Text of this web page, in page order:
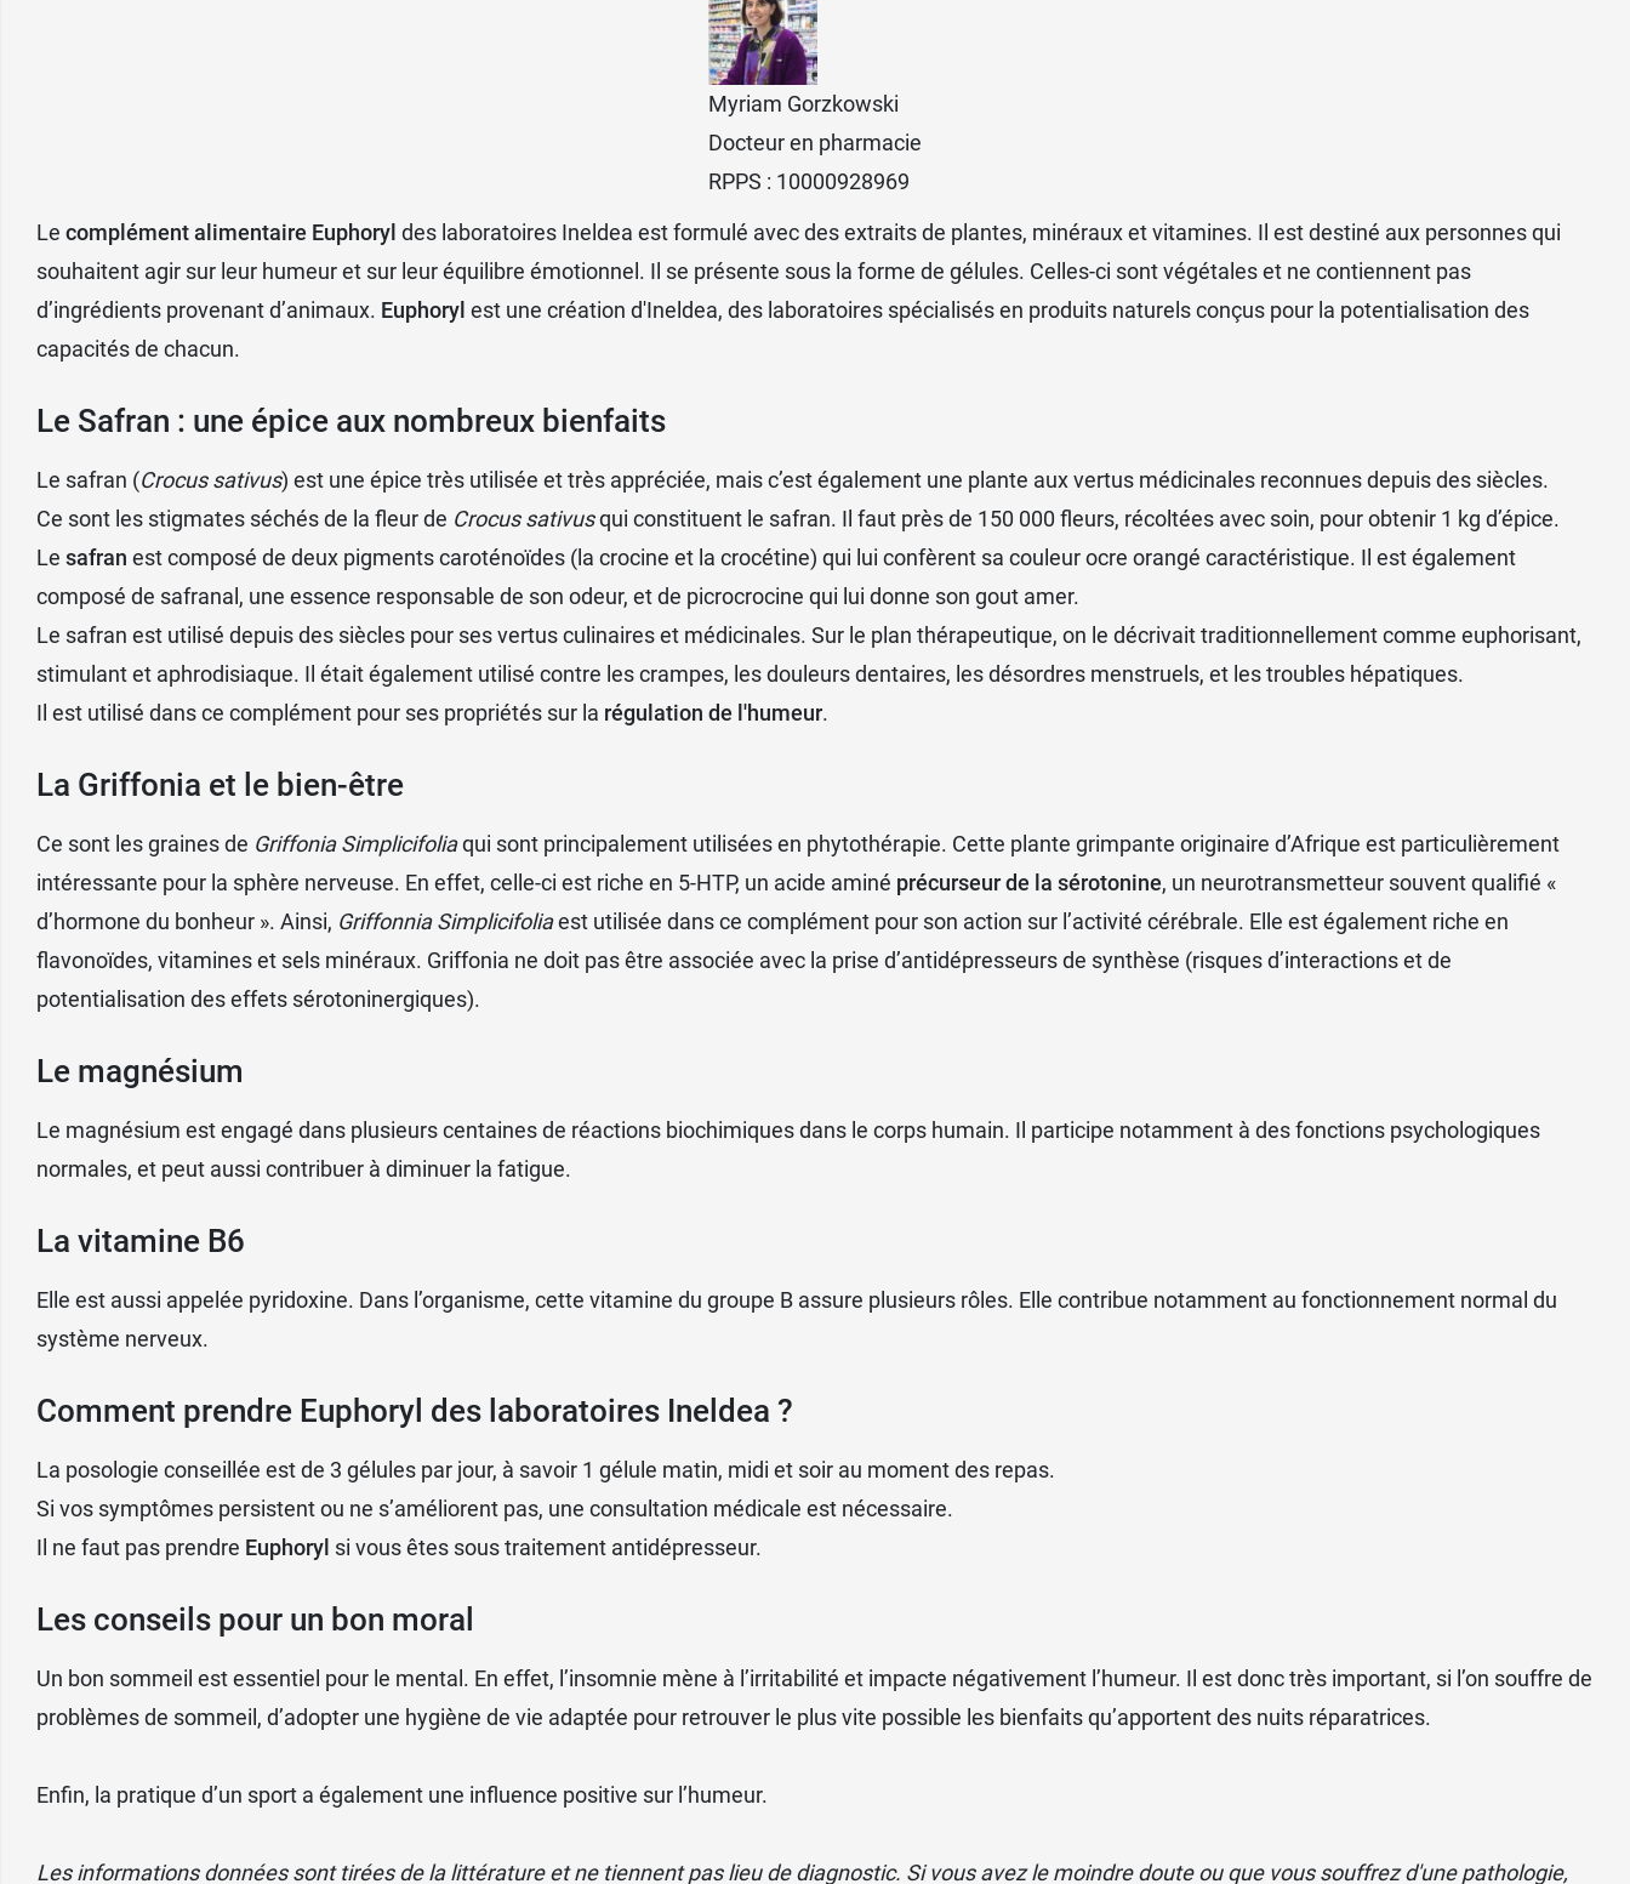
Myriam Gorzkowski
Docteur en pharmacie
RPPS : 10000928969
Le complément alimentaire Euphoryl des laboratoires Ineldea est formulé avec des extraits de plantes, minéraux et vitamines. Il est destiné aux personnes qui
souhaitent agir sur leur humeur et sur leur équilibre émotionnel. Il se présente sous la forme de gélules. Celles-ci sont végétales et ne contiennent pas
d’ingrédients provenant d’animaux. Euphoryl est une création d'Ineldea, des laboratoires spécialisés en produits naturels conçus pour la potentialisation des
capacités de chacun.
Le Safran : une épice aux nombreux bienfaits
Le safran (Crocus sativus) est une épice très utilisée et très appréciée, mais c’est également une plante aux vertus médicinales reconnues depuis des siècles.
Ce sont les stigmates séchés de la fleur de Crocus sativusqui constituent le safran. Il faut près de 150 000 fleurs, récoltées avec soin, pour obtenir 1 kg d’épice.
Le safran est composé de deux pigments caroténoïdes (la crocine et la crocétine) qui lui confèrent sa couleur ocre orangé caractéristique. Il est également
composé de safranal, une essence responsable de son odeur, et de picrocrocine qui lui donne son gout amer.
Le safran est utilisé depuis des siècles pour ses vertus culinaires et médicinales. Sur le plan thérapeutique, on le décrivait traditionnellement comme euphorisant,
stimulant et aphrodisiaque. Il était également utilisé contre les crampes, les douleurs dentaires, les désordres menstruels, et les troubles hépatiques.
Il est utilisé dans ce complément pour ses propriétés sur la régulation de l'humeur.
La Griffonia et le bien-être
Ce sont les graines de Griffonia Simplicifoliaqui sont principalement utilisées en phytothérapie. Cette plante grimpante originaire d’Afrique est particulièrement
intéressante pour la sphère nerveuse. En effet, celle-ci est riche en 5-HTP, un acide aminé précurseur de la sérotonine, un neurotransmetteur souvent qualifié «
d’hormone du bonheur ». Ainsi, Griffonnia Simplicifoliaest utilisée dans ce complément pour son action sur l’activité cérébrale. Elle est également riche en
flavonoïdes, vitamines et sels minéraux. Griffonia ne doit pas être associée avec la prise d’antidépresseurs de synthèse (risques d’interactions et de
potentialisation des effets sérotoninergiques).
Le magnésium
Le magnésium est engagé dans plusieurs centaines de réactions biochimiques dans le corps humain. Il participe notamment à des fonctions psychologiques
normales, et peut aussi contribuer à diminuer la fatigue.
La vitamine B6
Elle est aussi appelée pyridoxine. Dans l’organisme, cette vitamine du groupe B assure plusieurs rôles. Elle contribue notamment au fonctionnement normal du
système nerveux.
Comment prendre Euphoryl des laboratoires Ineldea ?
La posologie conseillée est de 3 gélules par jour, à savoir 1 gélule matin, midi et soir au moment des repas.
Si vos symptômes persistent ou ne s’améliorent pas, une consultation médicale est nécessaire.
Il ne faut pas prendre Euphoryl si vous êtes sous traitement antidépresseur.
Les conseils pour un bon moral
Un bon sommeil est essentiel pour le mental. En effet, l’insomnie mène à l’irritabilité et impacte négativement l’humeur. Il est donc très important, si l’on souffre de
problèmes de sommeil, d’adopter une hygiène de vie adaptée pour retrouver le plus vite possible les bienfaits qu’apportent des nuits réparatrices.
Enfin, la pratique d’un sport a également une influence positive sur l’humeur.
Les informations données sont tirées de la littérature et ne tiennent pas lieu de diagnostic. Si vous avez le moindre doute ou que vous souffrez d'une pathologie,